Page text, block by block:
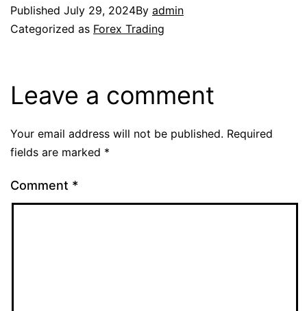
Published July 29, 2024By admin
Categorized as Forex Trading
Leave a comment
Your email address will not be published. Required
fields are marked *
Comment *